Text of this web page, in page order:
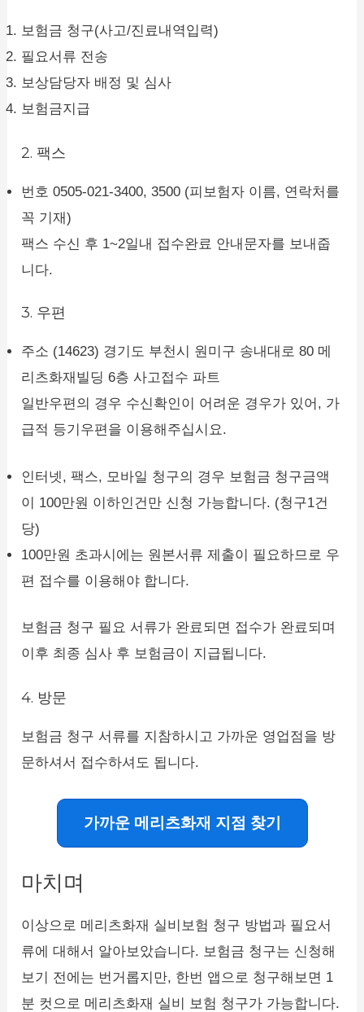
보험금 청구(사고/진료내역입력)
필요서류 전송
보상담당자 배정 및 심사
보험금지급
2. 팩스
번호 0505-021-3400, 3500 (피보험자 이름, 연락처를
꼭 기재)
팩스 수신 후 1~2일내 접수완료 안내문자를 보내줍
니다.
3. 우편
주소 (14623) 경기도 부천시 원미구 송내대로 80 메
리츠화재빌딩 6층 사고접수 파트
일반우편의 경우 수신확인이 어려운 경우가 있어, 가
급적 등기우편을 이용해주십시요.
인터넷, 팩스, 모바일 청구의 경우 보험금 청구금액
이 100만원 이하인건만 신청 가능합니다. (청구1건
당)
100만원 초과시에는 원본서류 제출이 필요하므로 우
편 접수를 이용해야 합니다.
보험금 청구 필요 서류가 완료되면 접수가 완료되며
이후 최종 심사 후 보험금이 지급됩니다.
4. 방문
보험금 청구 서류를 지참하시고 가까운 영업점을 방
문하셔서 접수하셔도 됩니다.
가까운 메리츠화재 지점 찾기
마치며
이상으로 메리츠화재 실비보험 청구 방법과 필요서
류에 대해서 알아보았습니다. 보험금 청구는 신청해
보기 전에는 번거롭지만, 한번 앱으로 청구해보면 1
분 컷으로 메리츠화재 실비 보험 청구가 가능합니다.